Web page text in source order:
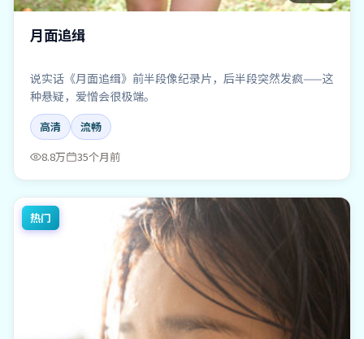
月面追缉
说实话《月面追缉》前半段像纪录片，后半段突然发疯——这
种悬疑，爱憎会很极端。
高清
流畅
8.8万
35个月前
热门